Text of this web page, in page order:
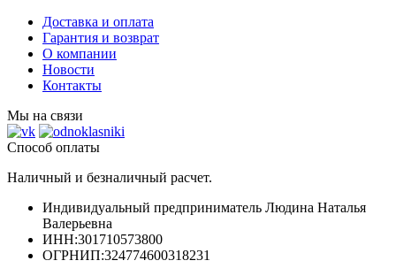
Доставка и оплата
Гарантия и возврат
О компании
Новости
Контакты
Мы на связи
Способ оплаты
Наличный и безналичный расчет.
Индивидуальный предприниматель Людина Наталья
Валерьевна
ИНН:301710573800
ОГРНИП:324774600318231